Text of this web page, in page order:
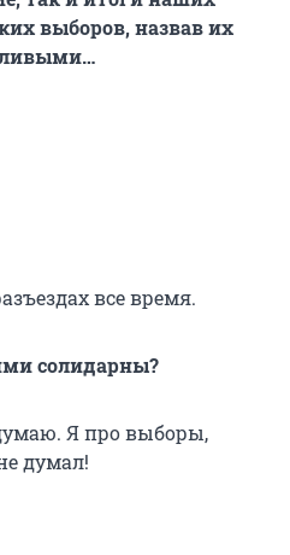
выборов, назвав их
все время.
солидарны?
Я про выборы,
думал!